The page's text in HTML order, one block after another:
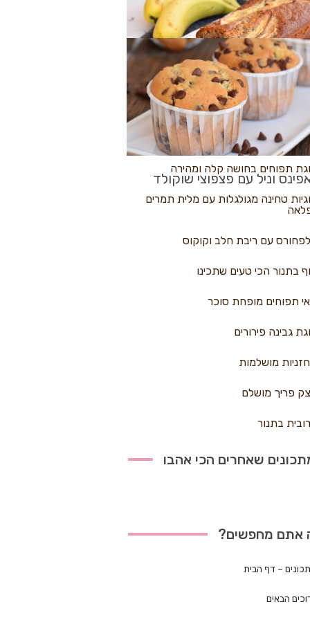
פיצה
בננות
וניל עם פצפוצי שוקולד
נקראים
תפוחים בחושה קלה ומהירה
טחינה מגולגלות עם מלית תמרים
עם ריבת חלב וקוקוס
בתנור הכי טעים שתכינו
תפוחים מופחת סוכר
גבינה פירורים
מושלמות
פריך מושלם
בתנור
שאחרים הכי אהבו
אתם מחפשים?
– דף הבית
הבאים